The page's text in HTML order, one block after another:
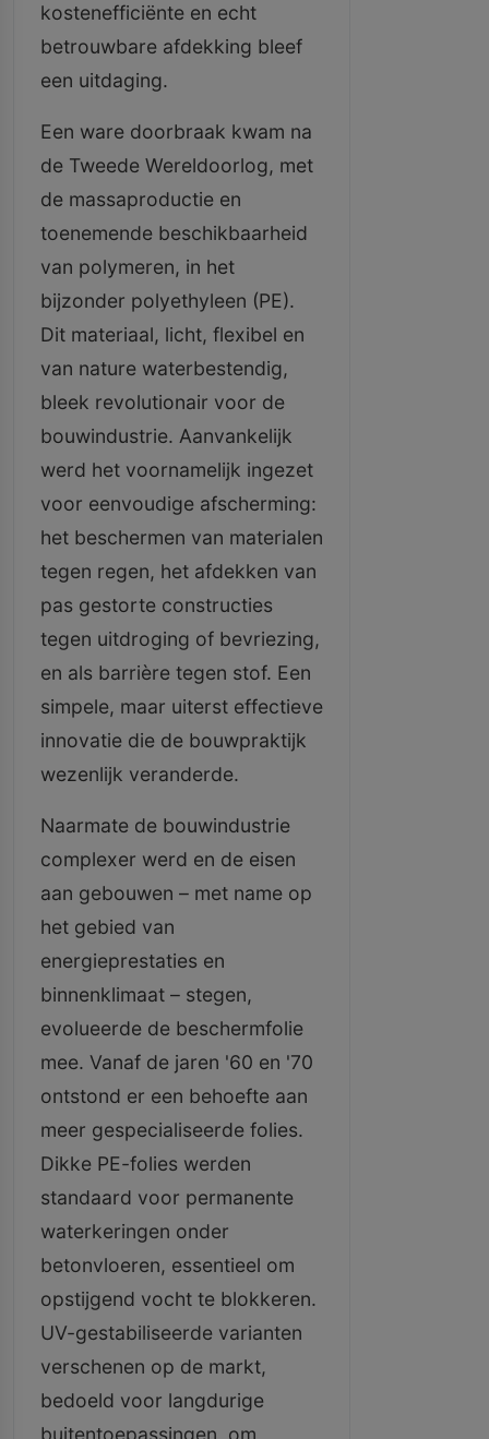
kostenefficiënte en echt
betrouwbare afdekking bleef
een uitdaging.
Een ware doorbraak kwam na
de Tweede Wereldoorlog, met
de massaproductie en
toenemende beschikbaarheid
van polymeren, in het
bijzonder polyethyleen (PE).
Dit materiaal, licht, flexibel en
van nature waterbestendig,
bleek revolutionair voor de
bouwindustrie. Aanvankelijk
werd het voornamelijk ingezet
voor eenvoudige afscherming:
het beschermen van materialen
tegen regen, het afdekken van
pas gestorte constructies
tegen uitdroging of bevriezing,
en als barrière tegen stof. Een
simpele, maar uiterst effectieve
innovatie die de bouwpraktijk
wezenlijk veranderde.
Naarmate de bouwindustrie
complexer werd en de eisen
aan gebouwen – met name op
het gebied van
energieprestaties en
binnenklimaat – stegen,
evolueerde de beschermfolie
mee. Vanaf de jaren '60 en '70
ontstond er een behoefte aan
meer gespecialiseerde folies.
Dikke PE-folies werden
standaard voor permanente
waterkeringen onder
betonvloeren, essentieel om
opstijgend vocht te blokkeren.
UV-gestabiliseerde varianten
verschenen op de markt,
bedoeld voor langdurige
buitentoepassingen, om